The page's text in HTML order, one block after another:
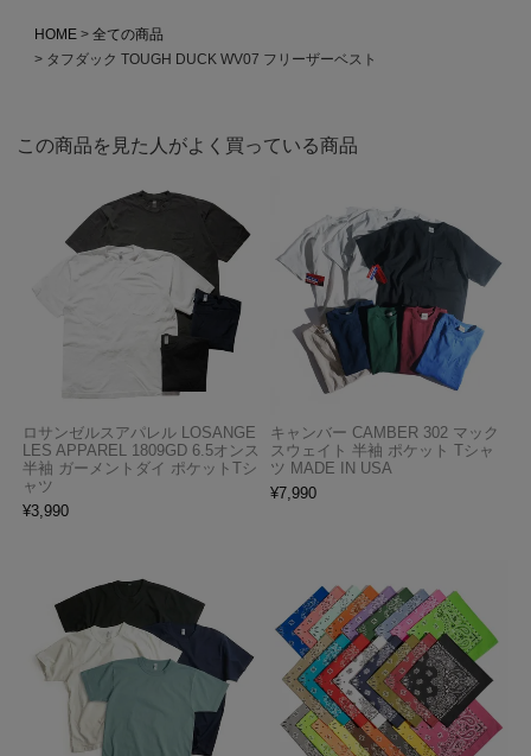
HOME
全ての商品
タフダック TOUGH DUCK WV07 フリーザーベスト
この商品を見た人がよく買っている商品
ロサンゼルスアパレル LOSANGE
LES APPAREL 1809GD 6.5オンス
半袖 ガーメントダイ ポケットTシ
ャツ
¥3,990
キャンバー CAMBER 302 マック
スウェイト 半袖 ポケット Tシャ
ツ MADE IN USA
¥7,990